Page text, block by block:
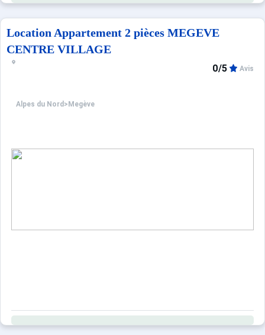
Location Appartement 2 pièces MEGEVE
CENTRE VILLAGE
Alpes du Nord > Megève
0/5 Avis